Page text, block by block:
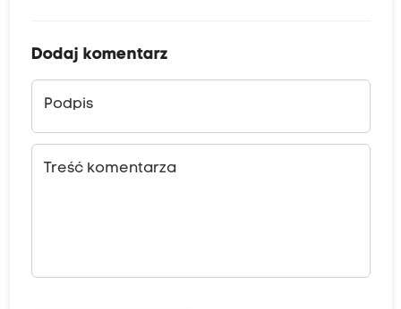
Dodaj komentarz
Podpis
Treść komentarza